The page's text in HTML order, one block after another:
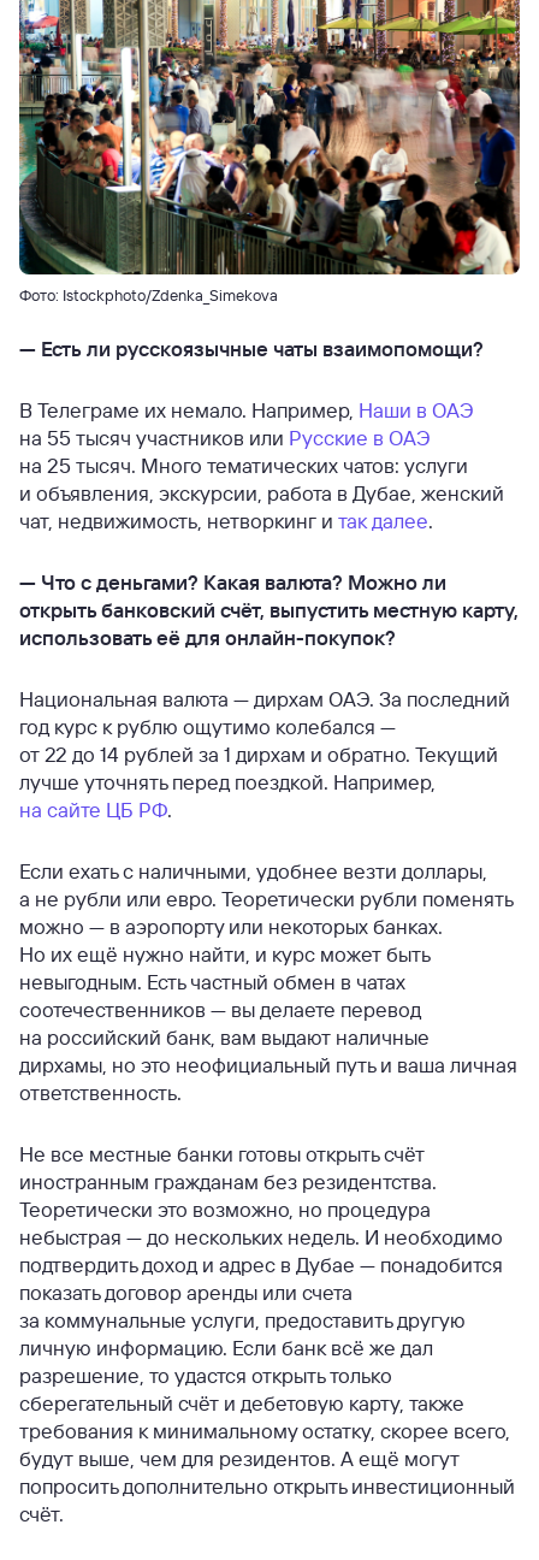
Фото: Istockphoto/Zdenka_Simekova
— Есть ли русскоязычные чаты взаимопомощи?
В Телеграме их немало. Например, Наши в ОАЭ
на 55 тысяч участников или Русские в ОАЭ
на 25 тысяч. Много тематических чатов: услуги
и объявления, экскурсии, работа в Дубае, женский
чат, недвижимость, нетворкинг и так далее.
— Что с деньгами? Какая валюта? Можно ли
открыть банковский счёт, выпустить местную карту,
использовать её для онлайн-покупок?
Национальная валюта — дирхам ОАЭ. За последний
год курс к рублю ощутимо колебался —
от 22 до 14 рублей за 1 дирхам и обратно. Текущий
лучше уточнять перед поездкой. Например,
на сайте ЦБ РФ.
Если ехать с наличными, удобнее везти доллары,
а не рубли или евро. Теоретически рубли поменять
можно — в аэропорту или некоторых банках.
Но их ещё нужно найти, и курс может быть
невыгодным. Есть частный обмен в чатах
соотечественников — вы делаете перевод
на российский банк, вам выдают наличные
дирхамы, но это неофициальный путь и ваша личная
ответственность.
Не все местные банки готовы открыть счёт
иностранным гражданам без резидентства.
Теоретически это возможно, но процедура
небыстрая — до нескольких недель. И необходимо
подтвердить доход и адрес в Дубае — понадобится
показать договор аренды или счета
за коммунальные услуги, предоставить другую
личную информацию. Если банк всё же дал
разрешение, то удастся открыть только
сберегательный счёт и дебетовую карту, также
требования к минимальному остатку, скорее всего,
будут выше, чем для резидентов. А ещё могут
попросить дополнительно открыть инвестиционный
счёт.